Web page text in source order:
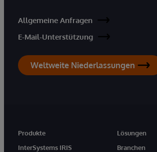
Allgemeine Anfragen
E-Mail-Unterstützung
Weltweite Niederlassungen
Produkte
InterSystems IRIS
Lösungen
Branchen